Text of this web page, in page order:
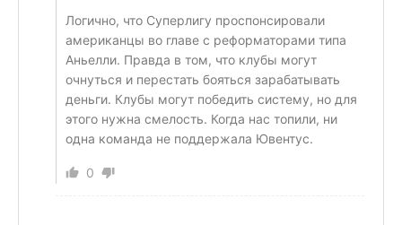
Логично, что Суперлигу проспонсировали
американцы во главе с реформаторами типа
Аньелли. Правда в том, что клубы могут
очнуться и перестать бояться зарабатывать
деньги. Клубы могут победить систему, но для
этого нужна смелость. Когда нас топили, ни
одна команда не поддержала Ювентус.
0